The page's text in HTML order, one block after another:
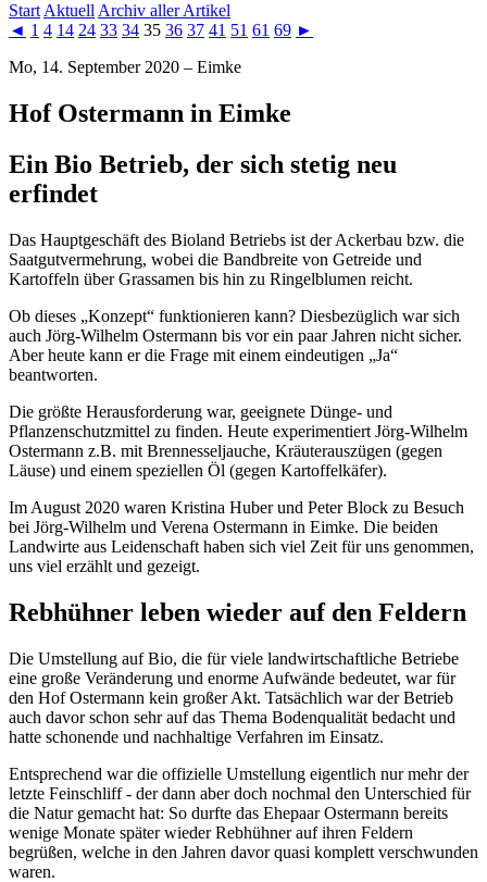
Start Aktuell Archiv aller Artikel
◄ 1 4 14 24 33 34 35 36 37 41 51 61 69 ►
Mo, 14. September 2020 – Eimke
Hof Ostermann in Eimke
Ein Bio Betrieb, der sich stetig neu
erfindet
Das Hauptgeschäft des Bioland Betriebs ist der Ackerbau bzw. die
Saatgutvermehrung, wobei die Bandbreite von Getreide und
Kartoffeln über Grassamen bis hin zu Ringelblumen reicht.
Ob dieses „Konzept“ funktionieren kann? Diesbezüglich war sich
auch Jörg-Wilhelm Ostermann bis vor ein paar Jahren nicht sicher.
Aber heute kann er die Frage mit einem eindeutigen „Ja“
beantworten.
Die größte Herausforderung war, geeignete Dünge- und
Pflanzenschutzmittel zu finden. Heute experimentiert Jörg-Wilhelm
Ostermann z.B. mit Brennesseljauche, Kräuterauszügen (gegen
Läuse) und einem speziellen Öl (gegen Kartoffelkäfer).
Im August 2020 waren Kristina Huber und Peter Block zu Besuch
bei Jörg-Wilhelm und Verena Ostermann in Eimke. Die beiden
Landwirte aus Leidenschaft haben sich viel Zeit für uns genommen,
uns viel erzählt und gezeigt.
Rebhühner leben wieder auf den Feldern
Die Umstellung auf Bio, die für viele landwirtschaftliche Betriebe
eine große Veränderung und enorme Aufwände bedeutet, war für
den Hof Ostermann kein großer Akt. Tatsächlich war der Betrieb
auch davor schon sehr auf das Thema Bodenqualität bedacht und
hatte schonende und nachhaltige Verfahren im Einsatz.
Entsprechend war die offizielle Umstellung eigentlich nur mehr der
letzte Feinschliff - der dann aber doch nochmal den Unterschied für
die Natur gemacht hat: So durfte das Ehepaar Ostermann bereits
wenige Monate später wieder Rebhühner auf ihren Feldern
begrüßen, welche in den Jahren davor quasi komplett verschwunden
waren.